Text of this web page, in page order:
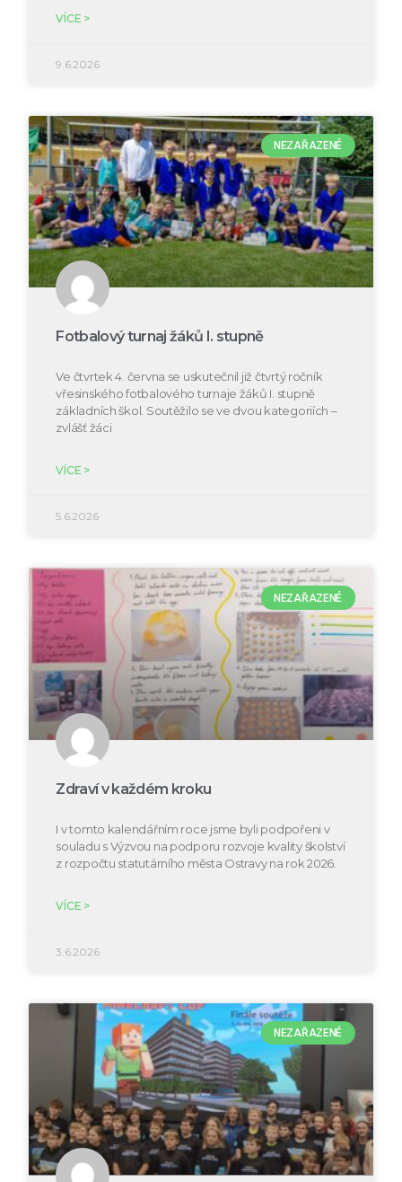
VÍCE >
9.6.2026
NEZAŘAZENÉ
Fotbalový turnaj žáků I. stupně
Ve čtvrtek 4. června se uskutečnil již čtvrtý ročník
vřesinského fotbalového turnaje žáků I. stupně
základních škol. Soutěžilo se ve dvou kategoriích –
zvlášť žáci
VÍCE >
5.6.2026
NEZAŘAZENÉ
Zdraví v každém kroku
I v tomto kalendářním roce jsme byli podpořeni v
souladu s Výzvou na podporu rozvoje kvality školství
z rozpočtu statutárního města Ostravy na rok 2026.
VÍCE >
3.6.2026
NEZAŘAZENÉ